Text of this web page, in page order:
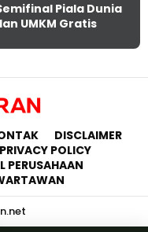
Piala Dunia
UMKM Gratis
DISCLAIMER
PRIVACY POLICY
PERUSAHAAN